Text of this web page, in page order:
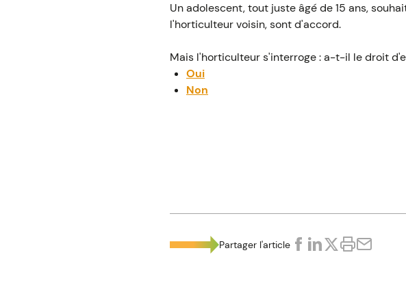
Un adolescent, tout juste âgé de 15 ans,
l'horticulteur voisin, sont d'accord.
Mais l'horticulteur s'interroge : a-t-il le droit
Oui
Non
entre 14 et 16 ans, l'employeur devra en
moins 15 jours avant la date d'embauche
Partager l'article